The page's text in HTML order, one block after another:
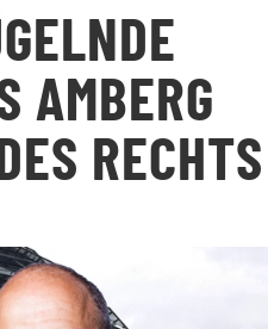
AMBERG
RECHTS